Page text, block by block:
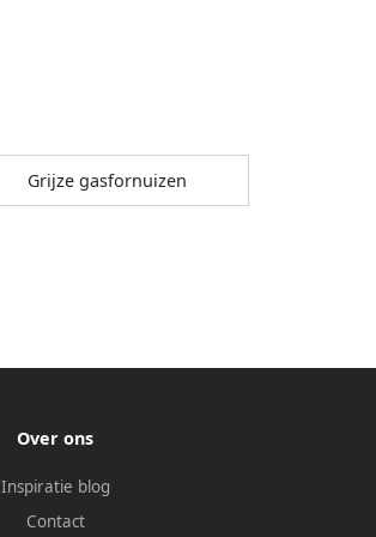
Grijze gasfornuizen
Over ons
Inspiratie blog
Contact